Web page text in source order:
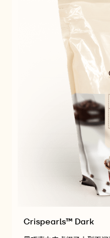
Crispearls™ Dark